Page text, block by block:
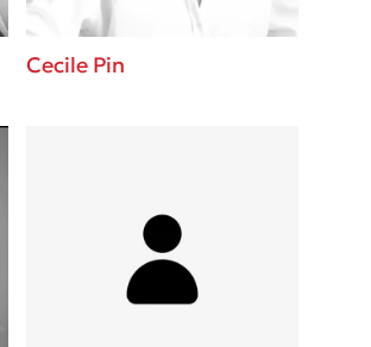
Cecile Pin